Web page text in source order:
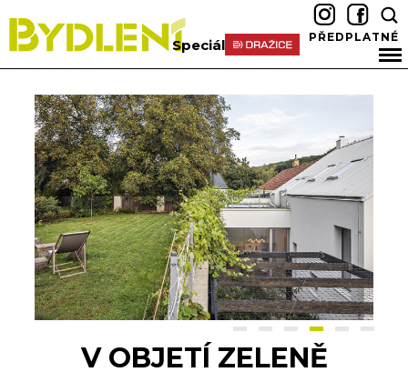
Speciál PŘEDPLATNÉ
V OBJETÍ ZELENĚ